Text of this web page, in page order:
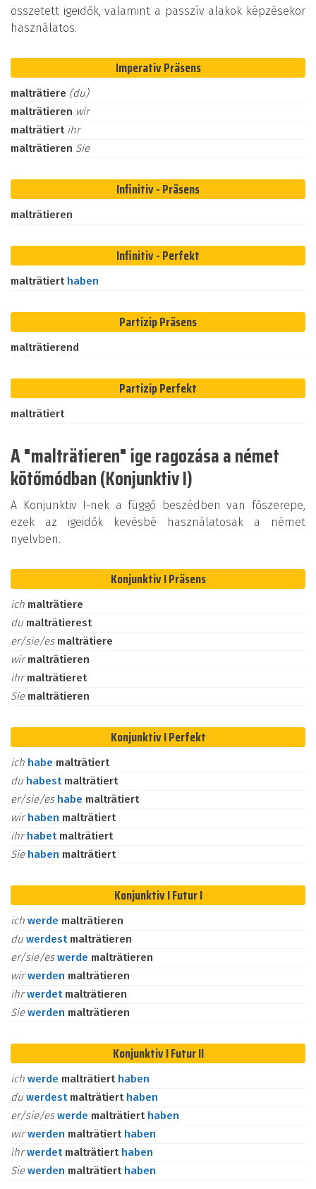
összetett igeidők, valamint a passzív alakok képzésekor
használatos.
Imperativ Präsens
malträtiere (du)
malträtieren wir
malträtiert ihr
malträtieren Sie
Infinitiv - Präsens
malträtieren
Infinitiv - Perfekt
malträtiert haben
Partizip Präsens
malträtierend
Partizip Perfekt
malträtiert
A "malträtieren" ige ragozása a német
kötőmódban (Konjunktiv I)
A Konjunktiv I-nek a függő beszédben van főszerepe,
ezek az igeidők kevésbé használatosak a német
nyelvben.
Konjunktiv I Präsens
ich malträtiere
du malträtierest
er/sie/es malträtiere
wirmalträtieren
ihrmalträtieret
Sie malträtieren
Konjunktiv I Perfekt
ich habe malträtiert
du habest malträtiert
er/sie/es habe malträtiert
wirhaben malträtiert
ihrhabet malträtiert
Sie haben malträtiert
Konjunktiv I Futur I
ich werde malträtieren
du werdest malträtieren
er/sie/eswerde malträtieren
wirwerden malträtieren
ihrwerdet malträtieren
Siewerden malträtieren
Konjunktiv I Futur II
ich werde malträtiert haben
du werdest malträtiert haben
er/sie/eswerde malträtiert haben
wirwerden malträtiert haben
ihrwerdet malträtiert haben
Siewerden malträtiert haben